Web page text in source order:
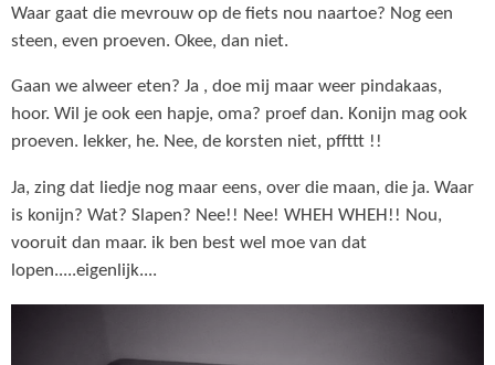
Waar gaat die mevrouw op de fiets nou naartoe? Nog een
steen, even proeven. Okee, dan niet.
Gaan we alweer eten? Ja , doe mij maar weer pindakaas,
hoor. Wil je ook een hapje, oma? proef dan. Konijn mag ook
proeven. lekker, he. Nee, de korsten niet, pffttt !!
Ja, zing dat liedje nog maar eens, over die maan, die ja. Waar
is konijn? Wat? Slapen? Nee!! Nee! WHEH WHEH!! Nou,
vooruit dan maar. ik ben best wel moe van dat
lopen.....eigenlijk....